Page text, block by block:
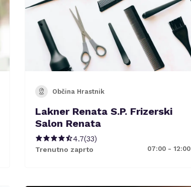
Občina Hrastnik
Lakner Renata S.P. Frizerski
Salon Renata
4.7(33)
Trenutno zaprto 07:00 - 12:00